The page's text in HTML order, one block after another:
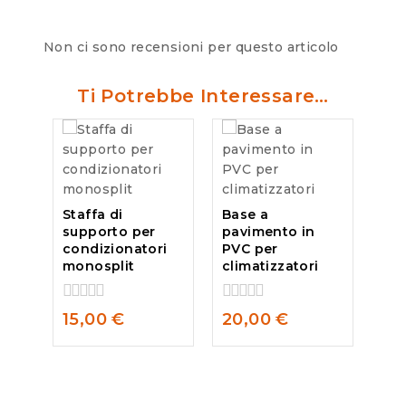
Non ci sono recensioni per questo articolo
Ti Potrebbe Interessare…
Staffa di
supporto per
condizionatori
monosplit
0
out
of
15,00€
Base a
pavimento in
PVC per
climatizzatori
0
out
of
20,00€